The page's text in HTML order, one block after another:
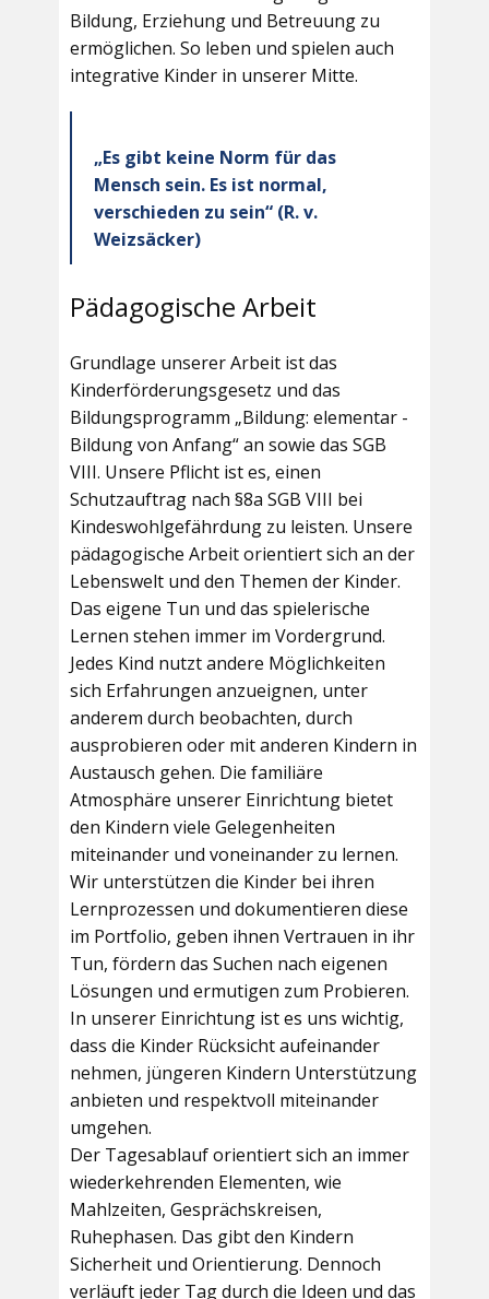
Bildung, Erziehung und Betreuung zu
ermöglichen. So leben und spielen auch
integrative Kinder in unserer Mitte.
„Es gibt keine Norm für das
Mensch sein. Es ist normal,
verschieden zu sein“ (R. v.
Weizsäcker)
Pädagogische Arbeit
Grundlage unserer Arbeit ist das
Kinderförderungsgesetz und das
Bildungsprogramm „Bildung: elementar -
Bildung von Anfang“ an sowie das SGB
VIII. Unsere Pflicht ist es, einen
Schutzauftrag nach §8a SGB VIII bei
Kindeswohlgefährdung zu leisten. Unsere
pädagogische Arbeit orientiert sich an der
Lebenswelt und den Themen der Kinder.
Das eigene Tun und das spielerische
Lernen stehen immer im Vordergrund.
Jedes Kind nutzt andere Möglichkeiten
sich Erfahrungen anzueignen, unter
anderem durch beobachten, durch
ausprobieren oder mit anderen Kindern in
Austausch gehen. Die familiäre
Atmosphäre unserer Einrichtung bietet
den Kindern viele Gelegenheiten
miteinander und voneinander zu lernen.
Wir unterstützen die Kinder bei ihren
Lernprozessen und dokumentieren diese
im Portfolio, geben ihnen Vertrauen in ihr
Tun, fördern das Suchen nach eigenen
Lösungen und ermutigen zum Probieren.
In unserer Einrichtung ist es uns wichtig,
dass die Kinder Rücksicht aufeinander
nehmen, jüngeren Kindern Unterstützung
anbieten und respektvoll miteinander
umgehen.
Der Tagesablauf orientiert sich an immer
wiederkehrenden Elementen, wie
Mahlzeiten, Gesprächskreisen,
Ruhephasen. Das gibt den Kindern
Sicherheit und Orientierung. Dennoch
verläuft jeder Tag durch die Ideen und das